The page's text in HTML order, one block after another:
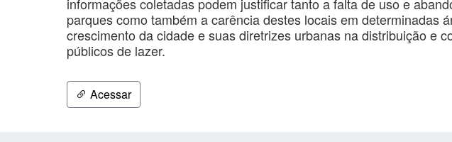
parques como também a carência destes locais em determinadas
crescimento da cidade e suas diretrizes urbanas na distribuição e
públicos de lazer.
Acessar